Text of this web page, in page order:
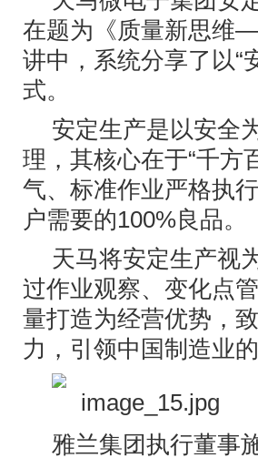
在题为《质量新思维
讲中，系统分享了以“
式。
安定生产是以安全
理，其核心在于“千方
气、标准作业严格执
户需要的100%良品。
天马将安定生产视
过作业观察、变化点
量打造为经营优势，
力，引领中国制造业
雅兰集团执行董事